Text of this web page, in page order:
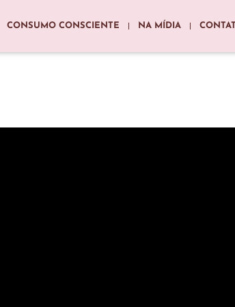
CONSUMO CONSCIENTE NA MÍDIA